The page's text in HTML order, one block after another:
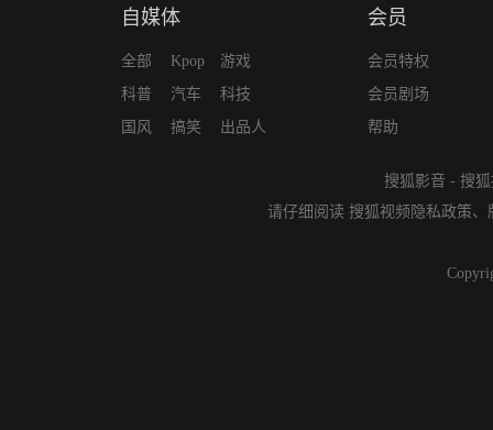
自媒体
全部
科普
国风
Kpop
汽车
搞笑
游戏
科技
出品人
会员
会员特权
会员剧场
帮助
搜狐影音 - 搜
请仔细阅读 搜狐视频隐私政策、